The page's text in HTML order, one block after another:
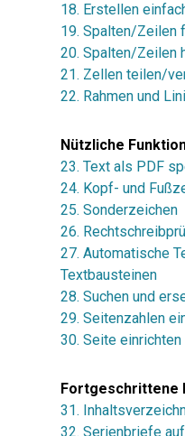
18. Erstellen
19. Spalten/Zeilen
20. Spalten/Zeilen
21. Zellen teilen/
22. Rahmen und
Nützliche
23. Text als PDF
24. Kopf- und
25. Sonderzeichen
26.
27. Automatische
Textbausteinen
28. Suchen und
29. Seitenzahlen
30. Seite einrichten
Fortgeschrittene
31.
32. Serienbriefe